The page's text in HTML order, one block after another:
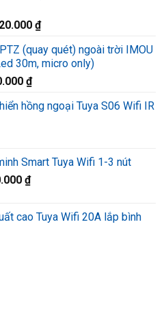
₫.
₫Giá
tại
là:
(quay quét) ngoài trời IMOU
30m, micro only)
₫.
₫Giá
tại
hồng ngoại Tuya S06 Wifi IR
Smart Tuya Wifi 1-3 nút
₫
cao Tuya Wifi 20A lắp bình